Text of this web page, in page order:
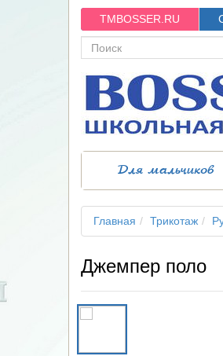
TMBOSSER.RU
Для мальчиков
Главная Трикотаж
Джемпер поло